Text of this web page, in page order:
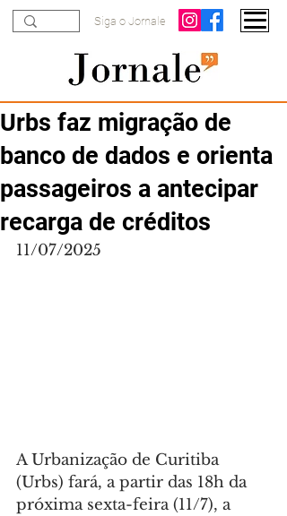
Siga o Jornale
Urbs faz migração de
banco de dados e orienta
passageiros a antecipar
recarga de créditos
11/07/2025
A Urbanização de Curitiba
(Urbs) fará, a partir das 18h da
próxima sexta-feira (11/7), a